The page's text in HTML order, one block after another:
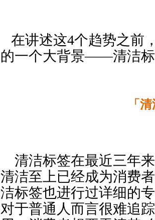
在讲述这4个趋势之前，
的一个大背景——清洁
「
 清洁标签在最近
清洁至上已经成为消费
洁标签也进行过详细的
对于普通人而言很难追